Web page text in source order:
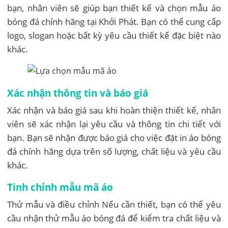
bạn, nhân viên sẽ giúp bạn thiết kế và chọn mẫu áo
bóng đá chính hãng tại Khởi Phát. Bạn có thể cung cấp
logo, slogan hoặc bất kỳ yêu cầu thiết kế đặc biệt nào
khác.
Xác nhận thông tin và báo giá
Xác nhận và báo giá sau khi hoàn thiện thiết kế, nhân
viên sẽ xác nhận lại yêu cầu và thông tin chi tiết với
bạn. Bạn sẽ nhận được báo giá cho việc đặt in áo bóng
đá chính hãng dựa trên số lượng, chất liệu và yêu cầu
khác.
Tinh chỉnh mẫu mã áo
Thử mẫu và điều chỉnh Nếu cần thiết, bạn có thể yêu
cầu nhận thử mẫu áo bóng đá để kiểm tra chất liệu và